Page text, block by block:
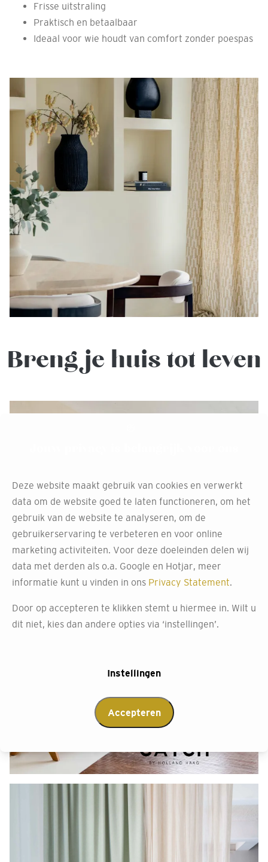
Frisse uitstraling
Praktisch en betaalbaar
Ideaal voor wie houdt van comfort zonder poespas
Breng je huis tot leven
Deze website maakt gebruik van cookies en verwerkt
data om de website goed te laten functioneren, om het
gebruik van de website te analyseren, om de
gebruikerservaring te verbeteren en voor online
marketing activiteiten. Voor deze doeleinden delen wij
data met derden als o.a. Google en Hotjar, meer
informatie kunt u vinden in ons Privacy Statement.
Door op accepteren te klikken stemt u hiermee in. Wilt u
dit niet, kies dan andere opties via ‘instellingen’.
Instellingen
Accepteren